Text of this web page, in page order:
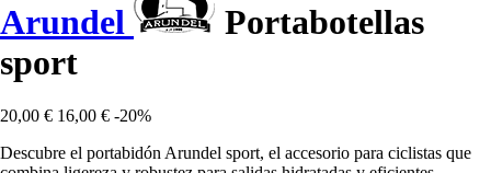
Arundel
Portabotellas
sport
20,00 € 16,00 € -20%
Descubre el portabidón Arundel sport, el accesorio para ciclistas que